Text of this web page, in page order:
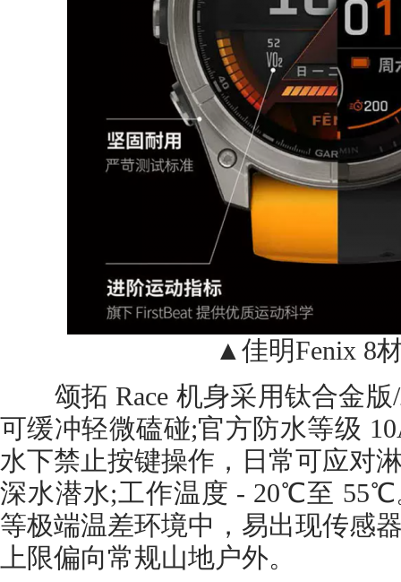
▲佳明Fenix 8材
颂拓 Race 机身采用钛合金版/
可缓冲轻微磕碰;官方防水等级
水下禁止按键操作，日常可应对
深水潜水;工作温度 - 20℃至
等极端温差环境中，易出现传感
上限偏向常规山地户外。